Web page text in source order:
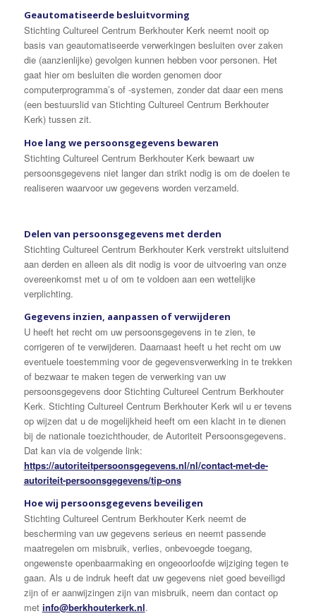
Geautomatiseerde besluitvorming
Stichting Cultureel Centrum Berkhouter Kerk neemt nooit op
basis van geautomatiseerde verwerkingen besluiten over zaken
die (aanzienlijke) gevolgen kunnen hebben voor personen. Het
gaat hier om besluiten die worden genomen door
computerprogramma’s of -systemen, zonder dat daar een mens
(een bestuurslid van Stichting Cultureel Centrum Berkhouter
Kerk) tussen zit.
Hoe lang we persoonsgegevens bewaren
Stichting Cultureel Centrum Berkhouter Kerk bewaart uw
persoonsgegevens niet langer dan strikt nodig is om de doelen te
realiseren waarvoor uw gegevens worden verzameld.
Delen van persoonsgegevens met derden
Stichting Cultureel Centrum Berkhouter Kerk verstrekt uitsluitend
aan derden en alleen als dit nodig is voor de uitvoering van onze
overeenkomst met u of om te voldoen aan een wettelijke
verplichting.
Gegevens inzien, aanpassen of verwijderen
U heeft het recht om uw persoonsgegevens in te zien, te
corrigeren of te verwijderen. Daarnaast heeft u het recht om uw
eventuele toestemming voor de gegevensverwerking in te trekken
of bezwaar te maken tegen de verwerking van uw
persoonsgegevens door Stichting Cultureel Centrum Berkhouter
Kerk. Stichting Cultureel Centrum Berkhouter Kerk wil u er tevens
op wijzen dat u de mogelijkheid heeft om een klacht in te dienen
bij de nationale toezichthouder, de Autoriteit Persoonsgegevens.
Dat kan via de volgende link:
https://autoriteitpersoonsgegevens.nl/nl/contact-met-de-
autoriteit-persoonsgegevens/tip-ons
Hoe wij persoonsgegevens beveiligen
Stichting Cultureel Centrum Berkhouter Kerk neemt de
bescherming van uw gegevens serieus en neemt passende
maatregelen om misbruik, verlies, onbevoegde toegang,
ongewenste openbaarmaking en ongeoorloofde wijziging tegen te
gaan. Als u de indruk heeft dat uw gegevens niet goed beveiligd
zijn of er aanwijzingen zijn van misbruik, neem dan contact op
met info@berkhouterkerk.nl.